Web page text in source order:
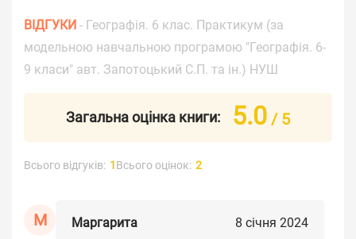
ВІДГУКИ - Географія. 6 клас. Практикум (за
модельною навчальною програмою "Географія. 6-
9 класи" авт. Запотоцький С.П. та ін.) НУШ
Загальна оцінка книги: 5.0 / 5
Всього відгуків: 1Всього оцінок: 2
М Маргарита 8 січня 2024